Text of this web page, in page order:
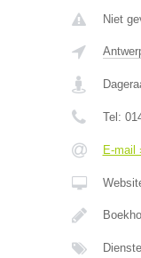
Niet
Tel:
E-mail